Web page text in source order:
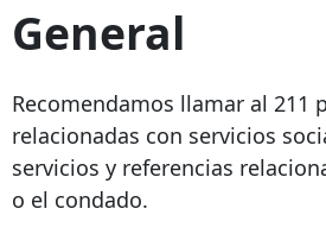
General
Recomendamos llamar al 211
relacionadas con servicios
servicios y referencias
o el condado.